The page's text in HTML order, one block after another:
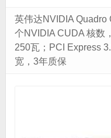
英伟达NVIDIA
个NVIDIA CUDA 核数
250瓦；PCI Express
宽，3年质保